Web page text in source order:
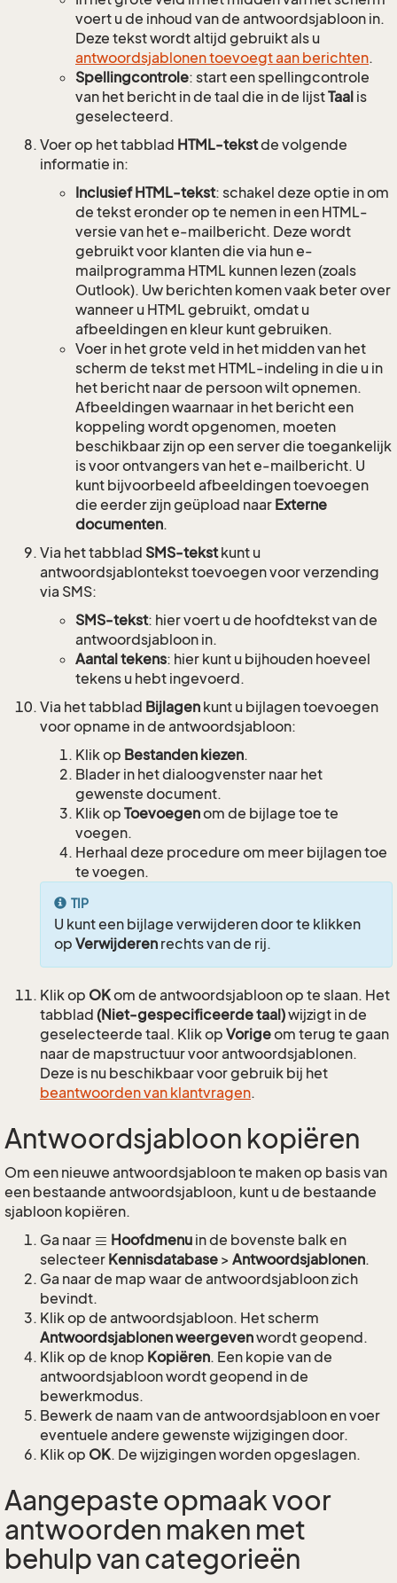
voert u de inhoud van de antwoordsjabloon in.
Deze tekst wordt altijd gebruikt als u
antwoordsjablonen toevoegt aan berichten.
Spellingcontrole: start een spellingcontrole
van het bericht in de taal die in de lijstTaal is
geselecteerd.
Voer op het tabblad HTML-tekstde volgende
informatie in:
Inclusief HTML-tekst: schakel deze optie in om
de tekst eronder op te nemen in een HTML-
versie van het e-mailbericht. Deze wordt
gebruikt voor klanten die via hun e-
mailprogramma HTML kunnen lezen (zoals
Outlook). Uw berichten komen vaak beter over
wanneer u HTML gebruikt, omdat u
afbeeldingen en kleur kunt gebruiken.
Voer in het grote veld in het midden van het
scherm de tekst met HTML-indeling in die u in
het bericht naar de persoon wilt opnemen.
Afbeeldingen waarnaar in het bericht een
koppeling wordt opgenomen, moeten
beschikbaar zijn op een server die toegankelijk
is voor ontvangers van het e-mailbericht. U
kunt bijvoorbeeld afbeeldingen toevoegen
die eerder zijn geüpload naar Externe
documenten.
Via het tabblad SMS-tekstkunt u
antwoordsjablontekst toevoegen voor verzending
via SMS:
SMS-tekst: hier voert u de hoofdtekst van de
antwoordsjabloon in.
Aantal tekens: hier kunt u bijhouden hoeveel
tekens u hebt ingevoerd.
Via het tabblad Bijlagen kunt u bijlagen toevoegen
voor opname in de antwoordsjabloon:
Klik op Bestanden kiezen.
Blader in het dialoogvenster naar het
gewenste document.
Klik op Toevoegenom de bijlage toe te
voegen.
Herhaal deze procedure om meer bijlagen toe
te voegen.
TIP
U kunt een bijlage verwijderen door te klikken
op Verwijderen rechts van de rij.
Klik op OKom de antwoordsjabloon op te slaan. Het
tabblad (Niet-gespecificeerde taal)wijzigt in de
geselecteerde taal. Klik op Vorigeom terug te gaan
naar de mapstructuur voor antwoordsjablonen.
Deze is nu beschikbaar voor gebruik bij het
beantwoorden van klantvragen.
Antwoordsjabloon kopiëren
Om een nieuwe antwoordsjabloon te maken op basis van
een bestaande antwoordsjabloon, kunt u de bestaande
sjabloon kopiëren.
Ga naar
Hoofdmenu in de bovenste balk en
selecteer Kennisdatabase > Antwoordsjablonen.
Ga naar de map waar de antwoordsjabloon zich
bevindt.
Klik op de antwoordsjabloon. Het scherm
Antwoordsjablonen weergevenwordt geopend.
Klik op de knop Kopiëren. Een kopie van de
antwoordsjabloon wordt geopend in de
bewerkmodus.
Bewerk de naam van de antwoordsjabloon en voer
eventuele andere gewenste wijzigingen door.
Klik op OK. De wijzigingen worden opgeslagen.
Aangepaste opmaak voor
antwoorden maken met
behulp van categorieën